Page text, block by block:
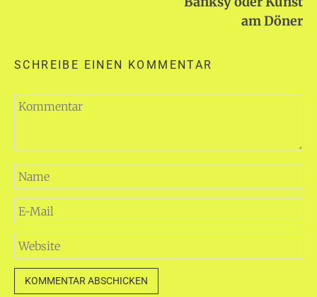
am Döner
SCHREIBE EINEN KOMMENTAR